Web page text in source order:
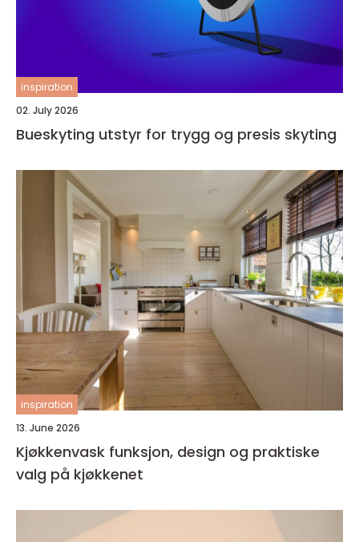
inspiration
02. July 2026
Bueskyting utstyr for trygg og presis skyting
inspiration
13. June 2026
Kjøkkenvask funksjon, design og praktiske
valg på kjøkkenet